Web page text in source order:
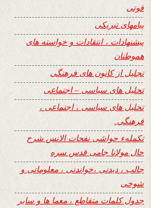
فوتی
پیامهای تبریکی
پیشنهادات ، انتقادات و خواسته های
هموطنان
تجلیل از کانون های فرهنگی
تحلیل های سیاسی – اجتماعی
تحلیل های سیاسی ، اجتماعی ،
فرهنگی.
تکملهء حواشی نفحات الانس شرح
حال مولانا جامی قدس سره
جالب ، دیدنی ،خواندنی ، معلوماتی و
شوخی
جدول کلمات متقاطع ، معما ها و سایر